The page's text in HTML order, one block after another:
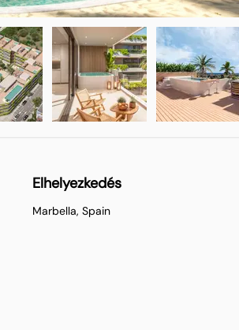
Elhelyezkedés
Marbella, Spain